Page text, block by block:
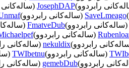
رابردوو)JosephDAP (ساله‌كانی
SaveLmeago (ساله‌كانی رابردوو)
(ساله‌كانی رابردوو)FmatveDub
(ساله‌كانی رابردوو)
رابردوو)nekuldix (ساله‌كانی
(ساله‌كانی رابردوو)TWIbetnu
رابردوو)gemebDub (ساله‌كانی